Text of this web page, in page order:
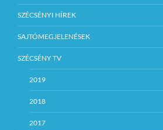
SZÉCSÉNYI HÍREK
SAJTÓMEGJELENÉSEK
SZÉCSÉNY TV
2019
2018
2017